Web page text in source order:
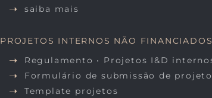
saiba mais
PROJETOS INTERNOS NÃO FINANCIADOS
Regulamento • Projetos I&D
Formulário de submissão de
Template projetos